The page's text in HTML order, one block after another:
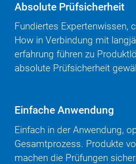
Absolute Prüfsicherheit
Fundiertes Expertenwissen,
How in Ver­bindung mit
erfahrung führen zu
absolute Prüfsicherheit
Einfache Anwendung
Einfach in der Anwendung,
Gesamtprozess. Produkte
machen die Prüfungen